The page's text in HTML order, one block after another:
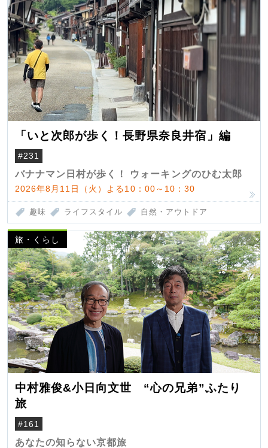
「いと次郎が歩く！長野県奈良井宿」編
#231
バナナマン日村が歩く！ ウォーキングのひむ太郎
2026年8月11日（火）よる10：00～10：30
趣味 ライフスタイル 自然・アウトドア
旅・くらし
中村雅俊&小日向文世 “心の兄弟”ふたり
旅
#161
あなたの知らない京都旅